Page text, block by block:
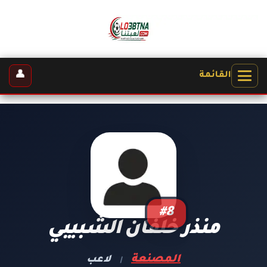
القائمة 👤
#8
منذر خلفان الشبيبي
المصنعة | لاعب